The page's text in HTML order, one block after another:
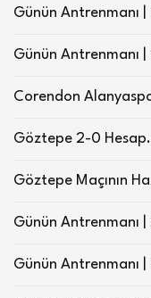
Günün Antrenmanı
Günün Antrenmanı
Corendon
Göztepe 2-0
Göztepe Maçının
Günün Antrenmanı
Günün Antrenmanı